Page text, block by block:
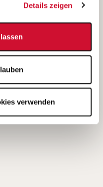
Details zeigen
verwenden